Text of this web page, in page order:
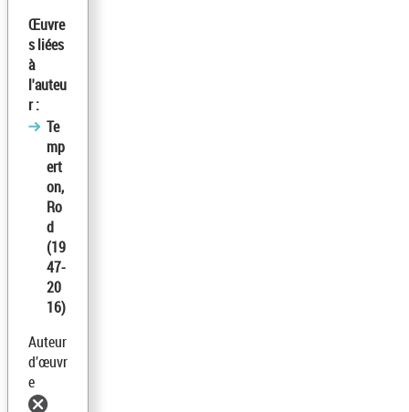
Œuvre
s liées
à
l'auteu
r :
Te
mp
ert
on,
Ro
d
(19
47-
20
16)
Auteur
d’œuvr
e